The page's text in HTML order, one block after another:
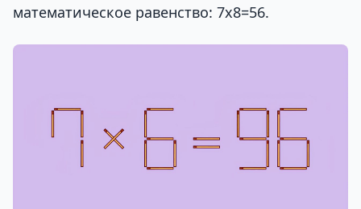
математическое равенство: 7х8=56.